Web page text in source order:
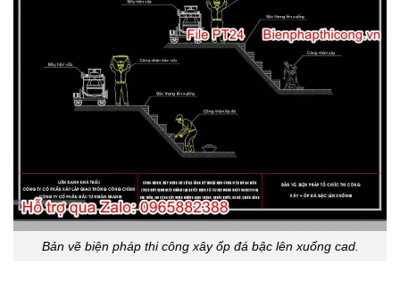
Bản vẽ biện pháp thi công xây ốp đá bậc lên xuống cad.